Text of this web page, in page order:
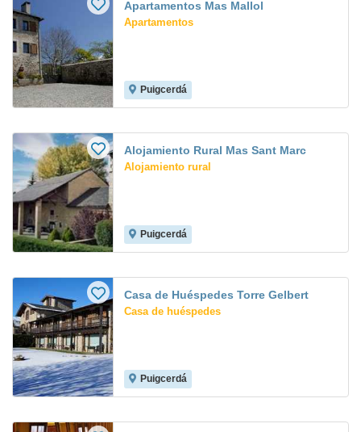
Apartamentos Mas Mallol
Apartamentos
Puigcerdá
Alojamiento Rural Mas Sant Marc
Alojamiento rural
Puigcerdá
Casa de Huéspedes Torre Gelbert
Casa de huéspedes
Puigcerdá